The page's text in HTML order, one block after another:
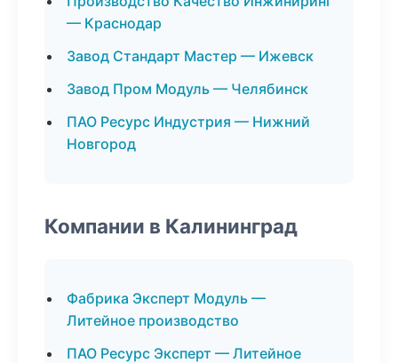
— Краснодар
Завод Стандарт Мастер — Ижевск
Завод Пром Модуль — Челябинск
ПАО Ресурс Индустрия — Нижний
Новгород
Компании в Калининград
Фабрика Эксперт Модуль —
Литейное производство
ПАО Ресурс Эксперт — Литейное